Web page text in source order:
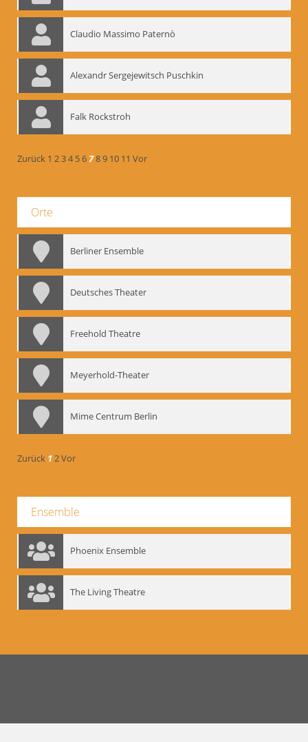
Claudio Massimo Paternò
Alexandr Sergejewitsch Puschkin
Falk Rockstroh
Zurück 1 234 56789 10 11 Vor
Orte
Berliner Ensemble
Deutsches Theater
Freehold Theatre
Meyerhold-Theater
Mime Centrum Berlin
Zurück 12Vor
Ensemble
Phoenix Ensemble
The Living Theatre